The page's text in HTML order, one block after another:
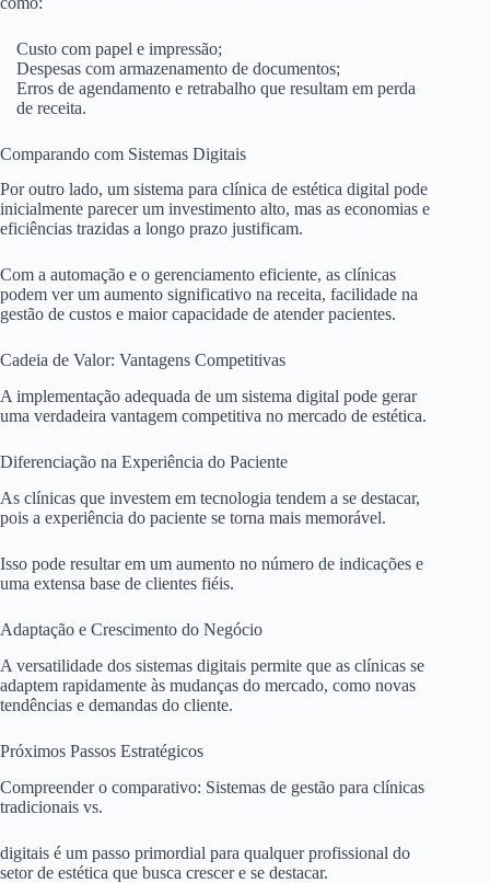
Custo com papel e impressão;
Despesas com armazenamento de documentos;
Erros de agendamento e retrabalho que resultam em perda
de receita.
Comparando com Sistemas Digitais
Por outro lado, um sistema para clínica de estética digital pode
inicialmente parecer um investimento alto, mas as economias e
eficiências trazidas a longo prazo justificam.
Com a automação e o gerenciamento eficiente, as clínicas
podem ver um aumento significativo na receita, facilidade na
gestão de custos e maior capacidade de atender pacientes.
Cadeia de Valor: Vantagens Competitivas
A implementação adequada de um sistema digital pode gerar
uma verdadeira vantagem competitiva no mercado de estética.
Diferenciação na Experiência do Paciente
As clínicas que investem em tecnologia tendem a se destacar,
pois a experiência do paciente se torna mais memorável.
Isso pode resultar em um aumento no número de indicações e
uma extensa base de clientes fiéis.
Adaptação e Crescimento do Negócio
A versatilidade dos sistemas digitais permite que as clínicas se
adaptem rapidamente às mudanças do mercado, como novas
tendências e demandas do cliente.
Próximos Passos Estratégicos
Compreender o comparativo: Sistemas de gestão para clínicas
tradicionais vs.
digitais é um passo primordial para qualquer profissional do
setor de estética que busca crescer e se destacar.